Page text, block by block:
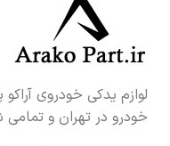
لوازم یدکی خودروی
خودرو در تهران و